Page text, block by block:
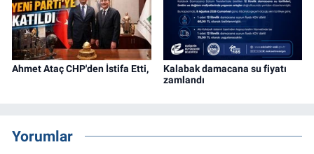
Ahmet Ataç CHP'den İstifa Etti,
Kalabak damacana su fiyatı
zamlandı
Yorumlar